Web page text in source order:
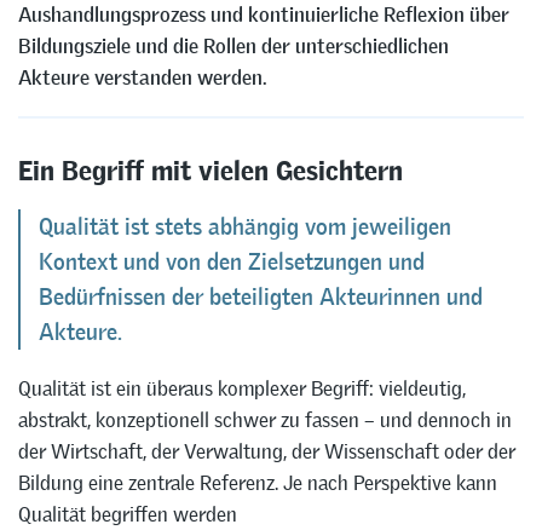
Aushandlungsprozess und kontinuierliche Reflexion über
Bildungsziele und die Rollen der unterschiedlichen
Akteure verstanden werden.
Ein Begriff mit vielen Gesichtern
Qualität ist stets abhängig vom jeweiligen
Kontext und von den Zielsetzungen und
Bedürfnissen der beteiligten Akteurinnen und
Akteure.
Qualität ist ein überaus komplexer Begriff: vieldeutig,
abstrakt, konzeptionell schwer zu fassen – und dennoch in
der Wirtschaft, der Verwaltung, der Wissenschaft oder der
Bildung eine zentrale Referenz. Je nach Perspektive kann
Qualität begriffen werden